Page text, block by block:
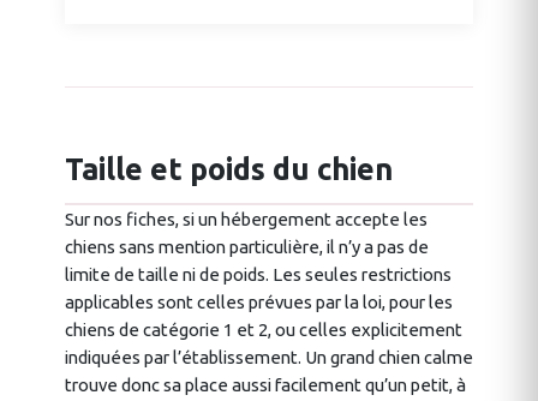
Taille et poids du chien
Sur nos fiches, si un hébergement accepte les
chiens sans mention particulière, il n’y a pas de
limite de taille ni de poids. Les seules restrictions
applicables sont celles prévues par la loi, pour les
chiens de catégorie 1 et 2, ou celles explicitement
indiquées par l’établissement. Un grand chien calme
trouve donc sa place aussi facilement qu’un petit, à